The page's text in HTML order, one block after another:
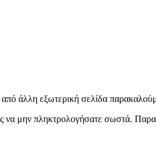
άλλη εξωτερική σελίδα
μην πληκτρολογήσατε σωστά.